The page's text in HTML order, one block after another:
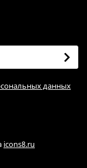
данных
icons8.ru